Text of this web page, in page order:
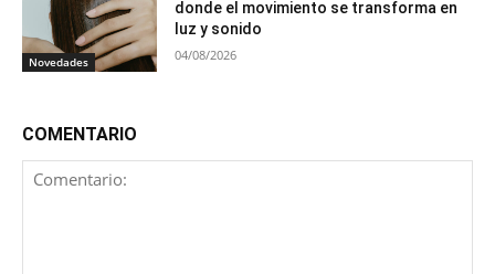
Novedades
donde el movimiento se transforma en
luz y sonido
04/08/2026
COMENTARIO